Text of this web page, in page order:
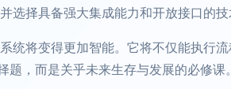
选择具备强大集成能力和开放接口的
统将变得更加智能。它将不仅能执行
题，而是关乎未来生存与发展的必修课